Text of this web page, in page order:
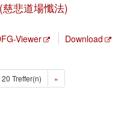
悲道場懺法)
Viewer Download
Treffer(n) »